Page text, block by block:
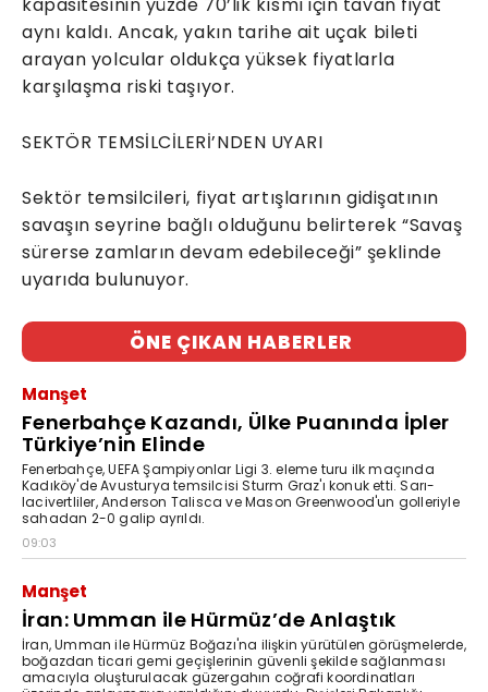
kapasitesinin yüzde 70’lik kısmı için tavan fiyat
aynı kaldı. Ancak, yakın tarihe ait uçak bileti
arayan yolcular oldukça yüksek fiyatlarla
karşılaşma riski taşıyor.
SEKTÖR TEMSİLCİLERİ’NDEN UYARI
Sektör temsilcileri, fiyat artışlarının gidişatının
savaşın seyrine bağlı olduğunu belirterek “Savaş
sürerse zamların devam edebileceği” şeklinde
uyarıda bulunuyor.
ÖNE ÇIKAN HABERLER
Manşet
Fenerbahçe Kazandı, Ülke Puanında İpler
Türkiye’nin Elinde
Fenerbahçe, UEFA Şampiyonlar Ligi 3. eleme turu ilk maçında
Kadıköy'de Avusturya temsilcisi Sturm Graz'ı konuk etti. Sarı-
lacivertliler, Anderson Talisca ve Mason Greenwood'un golleriyle
sahadan 2-0 galip ayrıldı.
09:03
Manşet
İran: Umman ile Hürmüz’de Anlaştık
İran, Umman ile Hürmüz Boğazı'na ilişkin yürütülen görüşmelerde,
boğazdan ticari gemi geçişlerinin güvenli şekilde sağlanması
amacıyla oluşturulacak güzergahın coğrafi koordinatları